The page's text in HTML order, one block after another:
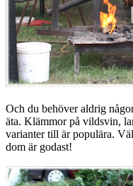
Och du behöver aldrig
äta. Klämmor på vildsvin,
varianter till är populära.
dom är godast!